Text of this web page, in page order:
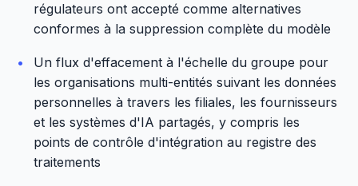
régulateurs ont accepté comme alternatives
conformes à la suppression complète du modèle
•
Un flux d'effacement à l'échelle du groupe pour
les organisations multi-entités suivant les données
personnelles à travers les filiales, les fournisseurs
et les systèmes d'IA partagés, y compris les
points de contrôle d'intégration au registre des
traitements